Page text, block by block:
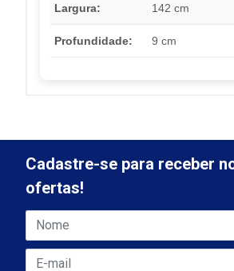
Largura: 142 cm
Profundidade: 9 cm
Cadastre-se para receber
ofertas!